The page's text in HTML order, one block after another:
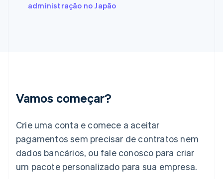
administração no Japão
Vamos começar?
Crie uma conta e comece a aceitar
pagamentos sem precisar de contratos nem
dados bancários, ou fale conosco para criar
um pacote personalizado para sua empresa.
Gibraltar
English
Italiano English
日本語English
Letônia
Liechtenstein